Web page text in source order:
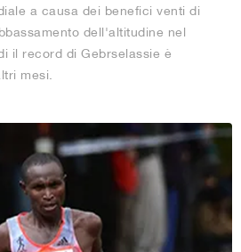
a causa dei benefici venti di
dell'altitudine nel
il record di Gebrselassie è
mesi.